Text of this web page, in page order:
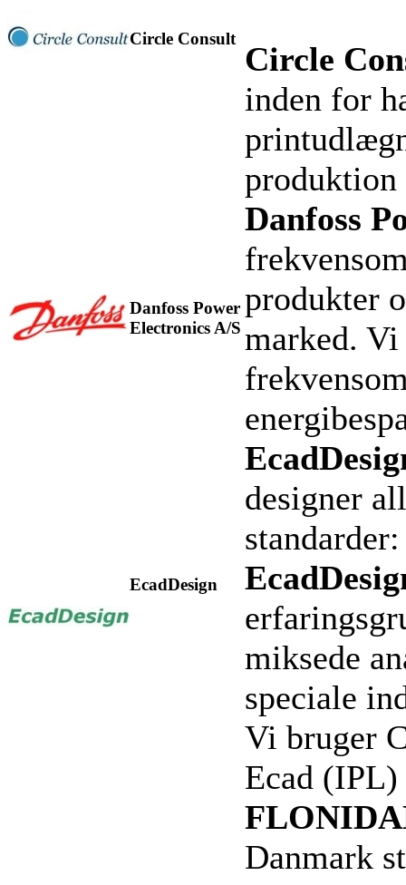
Circle Consult
Circle
inden for
Danfoss Power
Electronics A/S
Danfoss
produkter
marked.
EcadDesign
designer
miksede
speciale
Vi bruger
Ecad
Danmark